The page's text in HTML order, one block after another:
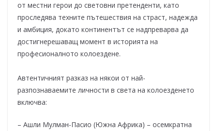
от местни герои до световни претенденти, като
проследява техните пътешествия на страст, надежда
и амбиция, докато континентът се надпреварва да
достигнерешаващ момент в историята на
професионалното колоездене.
Автентичният разказ на някои от най-
разпознаваемите личности в света на колоезденето
включва:
– Ашли Мулман-Пасио (Южна Африка) – осемкратна